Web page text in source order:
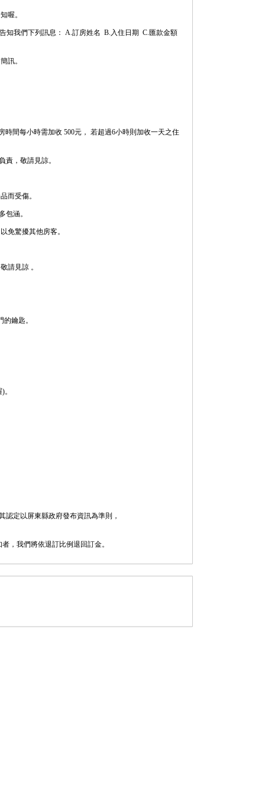
喔。
知我們下列訊息： A.訂房姓名 B.入住日期 C.匯款金額
訊。
時間每小時需加收 500元， 若超過6小時則加收一天之住
責，敬請見諒。
而受傷。
包涵。
免驚擾其他房客。
請見諒 。
的鑰匙。
。
認定以屏東縣政府發布資訊為準則，
，我們將依退訂比例退回訂金。